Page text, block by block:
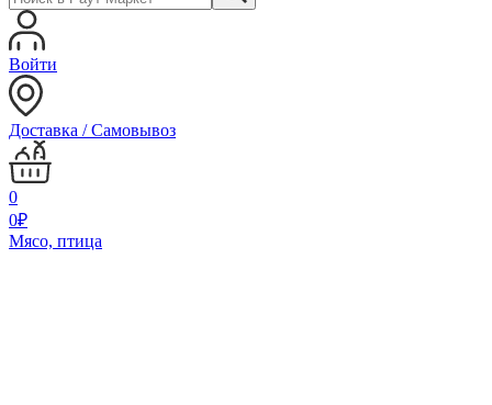
Войти
Доставка / Самовывоз
0
0₽
Мясо, птица